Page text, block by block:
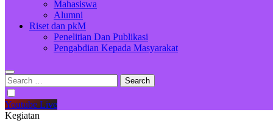
Mahasiswa
Alumni
Riset dan pkM
Penelitian Dan Publikasi
Pengabdian Kepada Masyarakat
Search
for:
Youtube Live
Kegiatan